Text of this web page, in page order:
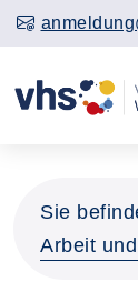
Sie
Arbeit